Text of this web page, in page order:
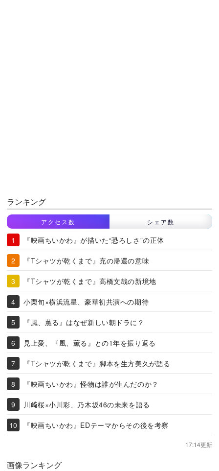
ランキング
アクセス数 シェア数
『映画ちいかわ』が描いた“恐ろしさ”の正体
『Tシャツが乾くまで』充の帰還の意味
『Tシャツが乾くまで』高橋文哉の新境地
小栗旬×横浜流星、豪華初共演への期待
『風、薫る』はなぜ新しい朝ドラに？
見上愛、『風、薫る』との1年を振り返る
『Tシャツが乾くまで』脚本を生方美久が語る
『映画ちいかわ』怪物は誰が生んだのか？
川﨑桜×小川彩、乃木坂46の未来を語る
『映画ちいかわ』EDテーマからその後を考察
17:14更新
画像ランキング